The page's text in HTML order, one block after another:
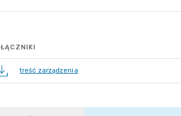
treść zarządzenia